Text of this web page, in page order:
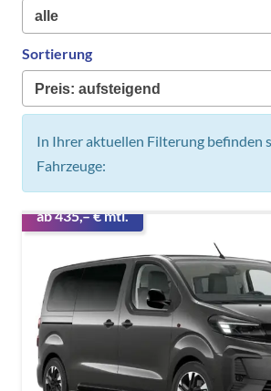
Sortierung
In Ihrer aktuellen Filterung befinden
Fahrzeuge:
ab 435,– € mtl.